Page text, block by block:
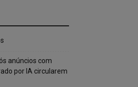
anúncios com
por IA circularem